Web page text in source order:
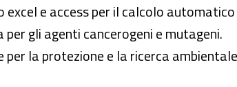
e access per il calcolo automatico
gli agenti cancerogeni e mutageni.
la protezione e la ricerca